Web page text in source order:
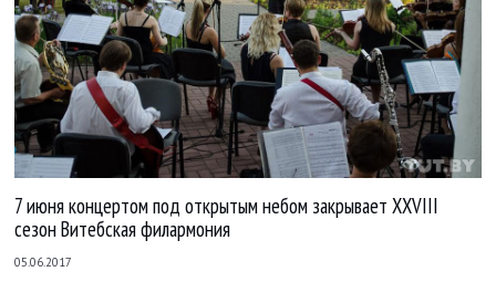
7 июня концертом под открытым небом закрывает XXVIII
сезон Витебская филармония
05.06.2017